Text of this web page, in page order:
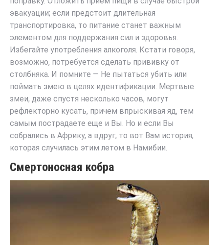
эвакуации; если предстоит длительная
транспортировка, то питание станет важным
элементом для поддержания сил и здоровья.
Избегайте употребления алкоголя. Кстати говоря,
возможно, потребуется сделать прививку от
столбняка. И помните — Не пытаться убить или
поймать змею в целях идентификации. Мертвые
змеи, даже спустя несколько часов, могут
рефлекторно кусать, причем впрыскивая яд, тем
самым пострадаете еще и Вы. Но и если Вы
собрались в Африку, а вдруг, то вот Вам история,
которая случилась этим летом в Намибии.
Смертоносная кобра